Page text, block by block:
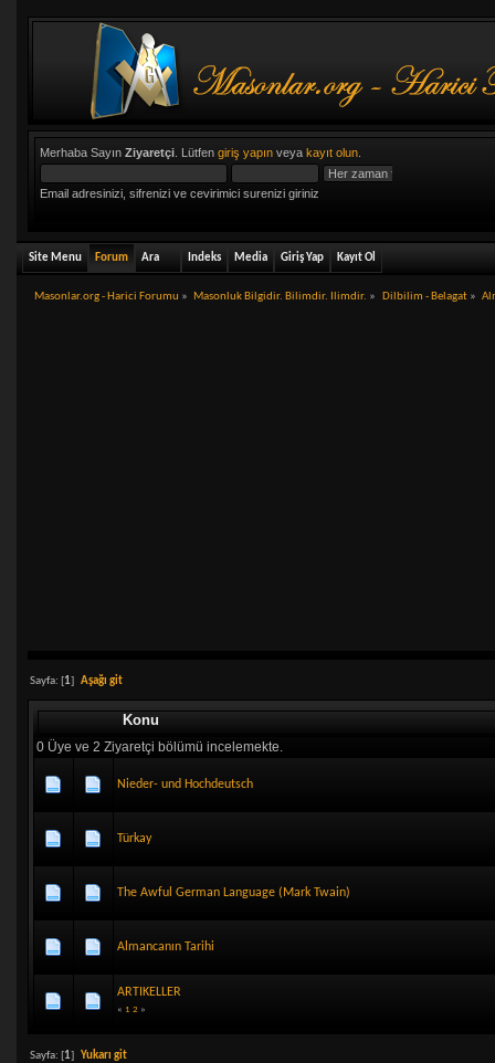
Merhaba Sayın Ziyaretçi. Lütfen giriş yapınveya kayıt olun.
Email adresinizi, sifrenizi ve cevirimici surenizi giriniz
Site Menu Forum Ara Indeks Media Giriş Yap Kayıt Ol
Masonlar.org - Harici Forumu » Masonluk Bilgidir. Bilimdir. Ilimdir. » Dilbilim - Belagat»
Sayfa: [1] Aşağı git
Konu
0 Üye ve 2 Ziyaretçi bölümü incelemekte.
Nieder- und Hochdeutsch
Türkay
The Awful German Language (Mark Twain)
Almancanın Tarihi
ARTIKELLER
« 1 2 »
Sayfa: [1] Yukarı git